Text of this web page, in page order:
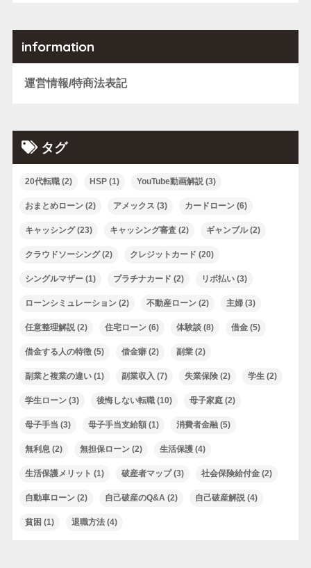
information
運営情報/特商法表記
タグ
20代転職(2) HSP(1) YouTube動画解説(3)
おまとめローン(2) アメックス (3) カードローン(6)
キャッシング(23) キャッシング審査(2) ギャンブル(2)
クラウドソーシング(2) クレジットカード (20)
シングルマザー(1) プラチナカード (2) リボ払い(3)
ローンシミュレーション(2) 不動産ローン(2) 主婦(3)
任意整理解説(2) 住宅ローン(6) 体験談(8) 借金(5)
借金する人の特徴(5) 借金癖(2) 副業(2)
副業と複業の違い(1) 副業収入 (7) 失業保険(2) 学生(2)
学生ローン(3) 後悔しない転職(10) 母子家庭(2)
母子手当 (3) 母子手当支給額(1) 消費者金融(5)
無利息(2) 無担保ローン(2) 生活保護(4)
生活保護メリット (1) 破産者マップ(3) 社会保険給付金(2)
自動車ローン(2) 自己破産のQ&A(2) 自己破産解説(4)
貧困 (1) 退職方法(4)